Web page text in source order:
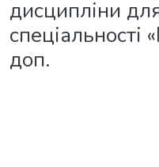
дисципліни
доп.